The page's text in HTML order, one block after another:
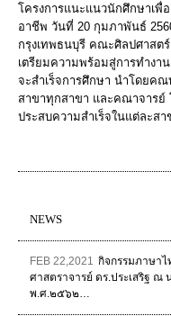
โครงการแนะแนวนักศึกษาเพื่
อาชีพ วันที่ 20 กุมภาพันธ์
กรุงเทพธนบุรี คณะศิลปศาสต
เตรียมความพร้อมสู่การทำง
จะสำเร็จการศึกษา นำโดยค
สาขาทุกสาขา และคณาจารย์
ประสบความสำเร็จในแ
NEWS
FEB 22,2021 กิจกรรมภาษาไ
ศาสตราจารย์ ดร.ประเสริฐ ณ
พ.ศ.๒๕๖๒…